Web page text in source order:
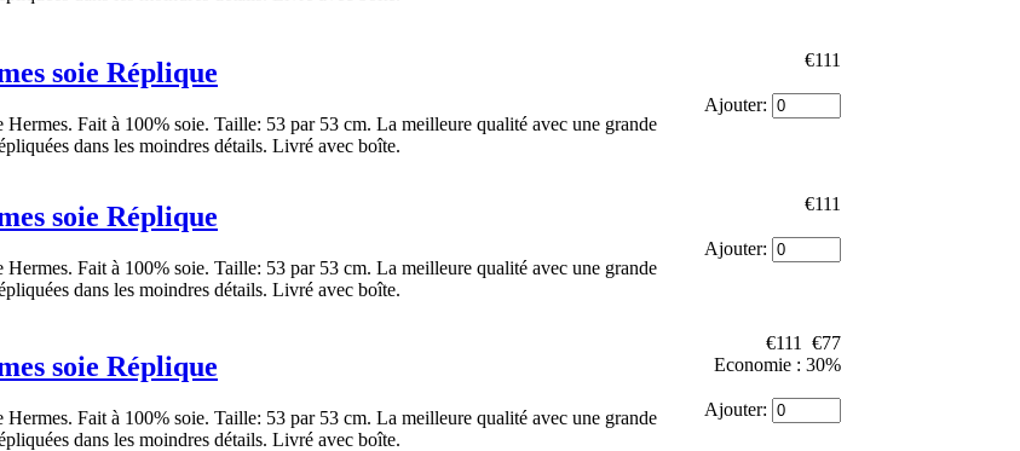
soie Réplique
Hermes. Fait à 100% soie. Taille: 53 par 53 cm. La meilleure qualité avec une grande
dans les moindres détails. Livré avec boîte.
€111
Ajouter:
soie Réplique
Hermes. Fait à 100% soie. Taille: 53 par 53 cm. La meilleure qualité avec une grande
dans les moindres détails. Livré avec boîte.
€111
Ajouter:
soie Réplique
Hermes. Fait à 100% soie. Taille: 53 par 53 cm. La meilleure qualité avec une grande
dans les moindres détails. Livré avec boîte.
€111
€77
Economie : 30%
Ajouter: